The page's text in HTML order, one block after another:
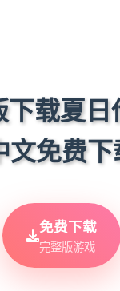
载夏日
文免费下
免费下载
完整版游戏